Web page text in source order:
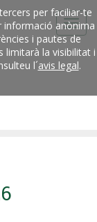
per faciliar-te
informació anònima
i pautes de
limitarà la visibilitat i
l´avis legal.